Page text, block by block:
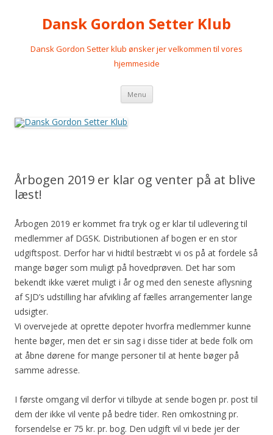
Dansk Gordon Setter Klub
Dansk Gordon Setter klub ønsker jer velkommen til vores
hjemmeside
Menu Videre
indhold
Årbogen 2019 er klar og venter på at blive
læst!
Årbogen 2019 er kommet fra tryk og er klar til udlevering til
medlemmer af DGSK. Distributionen af bogen er en stor
udgiftspost. Derfor har vi hidtil bestræbt vi os på at fordele så
mange bøger som muligt på hovedprøven. Det har som
bekendt ikke været muligt i år og med den seneste aflysning
af SJD’s udstilling har afvikling af fælles arrangementer lange
udsigter.
Vi overvejede at oprette depoter hvorfra medlemmer kunne
hente bøger, men det er sin sag i disse tider at bede folk om
at åbne dørene for mange personer til at hente bøger på
samme adresse.
I første omgang vil derfor vi tilbyde at sende bogen pr. post til
dem der ikke vil vente på bedre tider. Ren omkostning pr.
forsendelse er 75 kr. pr. bog. Den udgift vil vi bede jer der